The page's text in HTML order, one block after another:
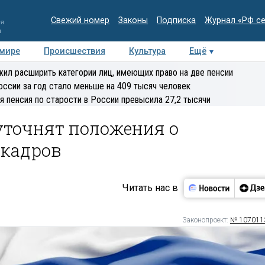
Свежий номер Законы Подписка Журнал «РФ
Происшествия Культура
Ещё
Медиацентр
Интервью Колумнисты
расширить категории лиц, имеющих право на две пенсии
за год стало меньше на 409 тысяч человек
пенсия по старости в России превысила 27,2 тысячи
положения о
Читать нас в
Законопроект: №